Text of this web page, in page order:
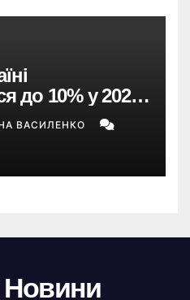
до 10% у 2026
НБУ
ВАСИЛЕНКО
Новини